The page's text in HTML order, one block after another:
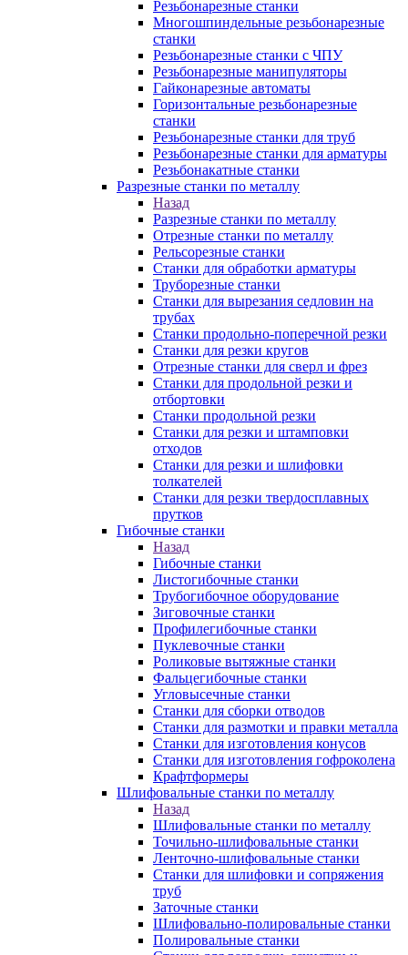
Резьбонарезные станки
Многошпиндельные резьбонарезные
станки
Резьбонарезные станки с ЧПУ
Резьбонарезные манипуляторы
Гайконарезные автоматы
Горизонтальные резьбонарезные
станки
Резьбонарезные станки для труб
Резьбонарезные станки для арматуры
Резьбонакатные станки
Разрезные станки по металлу
Назад
Разрезные станки по металлу
Отрезные станки по металлу
Рельсорезные станки
Станки для обработки арматуры
Труборезные станки
Станки для вырезания седловин на
трубаx
Станки продольно-поперечной резки
Станки для резки кругов
Отрезные станки для сверл и фрез
Станки для продольной резки и
отбортовки
Станки продольной резки
Станки для резки и штамповки
отходов
Станки для резки и шлифовки
толкателей
Станки для резки твердосплавных
прутков
Гибочные станки
Назад
Гибочные станки
Листогибочные станки
Трубогибочное оборудование
Зиговочные станки
Профилегибочные станки
Пуклевочные станки
Роликовые вытяжные станки
Фальцегибочные станки
Угловысечные станки
Станки для сборки отводов
Станки для размотки и правки металла
Станки для изготовления конусов
Станки для изготовления гофроколена
Крафтформеры
Шлифовальные станки по металлу
Назад
Шлифовальные станки по металлу
Точильно-шлифовальные станки
Ленточно-шлифовальные станки
Станки для шлифовки и сопряжения
труб
Заточные станки
Шлифовально-полировальные станки
Полировальные станки